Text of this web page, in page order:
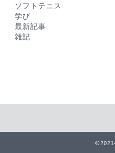
ソフトテニス
学び
最新記事
雑記